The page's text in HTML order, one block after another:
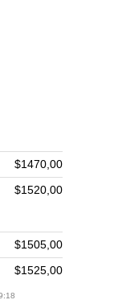
$1470,00
$1520,00
$1505,00
$1525,00